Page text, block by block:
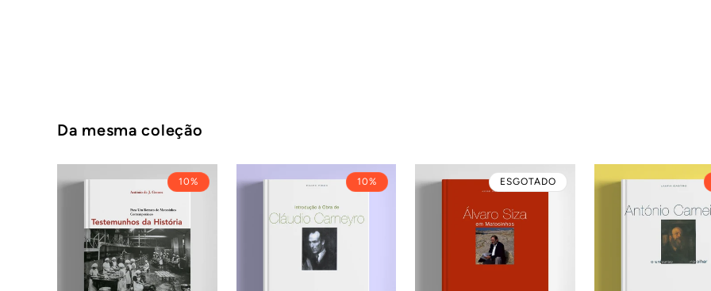
Da mesma coleção
10% 10% ESGOTADO